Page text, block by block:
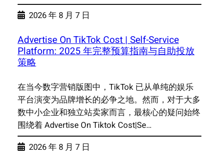
2026 年 8 月 7 日
Advertise On TikTok Cost | Self-Service
Platform: 2025 年完整预算指南与自助投放
策略
在当今数字营销版图中，TikTok 已从单纯的娱乐
平台演变为品牌增长的必争之地。然而，对于大多
数中小企业和独立站卖家而言，最核心的疑问始终
围绕着 Advertise On Tiktok Cost|Se…
2026 年 8 月 7 日